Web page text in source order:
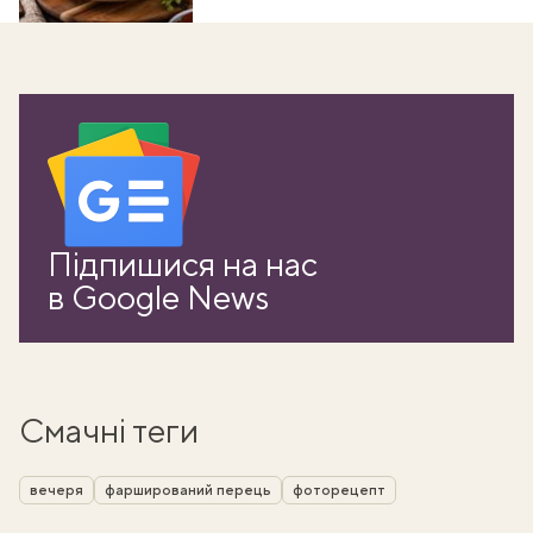
Підпишися на нас
в Google News
Смачні теги
вечеря фарширований перець фоторецепт